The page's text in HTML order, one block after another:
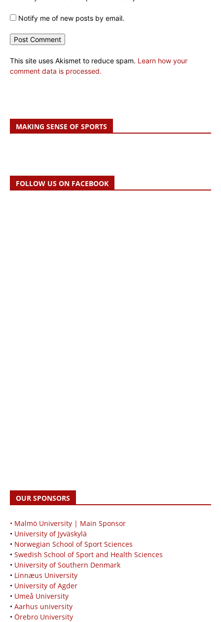
Notify me of new posts by email.
This site uses Akismet to reduce spam. Learn how your
comment data is processed.
MAKING SENSE OF SPORTS
FOLLOW US ON FACEBOOK
OUR SPONSORS
• Malmö University | Main Sponsor
• University of Jyväskylä
• Norwegian School of Sport Sciences
• Swedish School of Sport and Health Sciences
• University of Southern Denmark
• Linnæus University
• University of Agder
• Umeå University
• Aarhus university
• Örebro University